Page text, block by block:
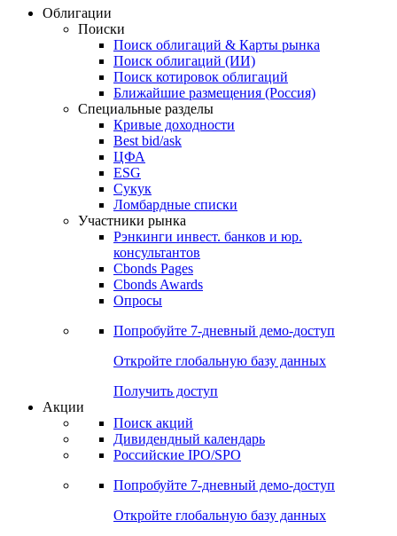
Облигации
Поиски
Поиск облигаций & Карты рынка
Поиск облигаций (ИИ)
Поиск котировок облигаций
Ближайшие размещения (Россия)
Специальные разделы
Кривые доходности
Best bid/ask
ЦФА
ESG
Сукук
Ломбардные списки
Участники рынка
Рэнкинги инвест. банков и юр.
консультантов
Cbonds Pages
Cbonds Awards
Опросы
Попробуйте 7-дневный демо-доступ
Откройте глобальную базу данных
Получить доступ
Акции
Поиск акций
Дивидендный календарь
Российские IPO/SPO
Попробуйте 7-дневный демо-доступ
Откройте глобальную базу данных